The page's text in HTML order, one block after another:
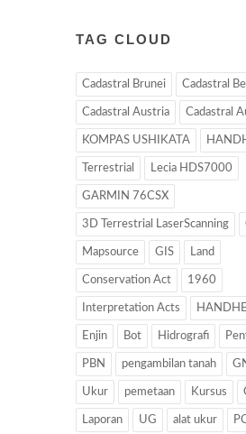
TAG CLOUD
Cadastral Brunei Cadastral
Cadastral Austria Cadastral
KOMPAS USHIKATA
Terrestrial Lecia HDS7000
GARMIN 76CSX
3D Terrestrial LaserScanning
Mapsource GIS Land
Conservation Act 1960
Interpretation Acts
Enjin Bot Hidrografi
PBN pengambilan tanah
Ukur pemetaan Kursus
Laporan UG alat ukur